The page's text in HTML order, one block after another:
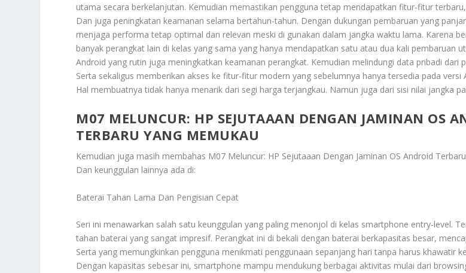
utama secara berkelanjutan. Kemudian memastikan pengguna tetap mendapatkan fitur-fitur
Dan juga peningkatan keamanan selama bertahun-tahun. Dengan dukungan pembaruan yang
menjaga performa tetap optimal dan relevan meski di gunakan dalam jangka waktu lama. Karena
banyak perangkat lain di kelas yang sama yang hanya mendapatkan satu atau dua kali pembaruan
Android yang rutin juga meningkatkan keamanan perangkat. Kemudian melindungi data pribadi dari
Serta sekaligus memberikan akses ke fitur-fitur modern yang sebelumnya hanya tersedia pada versi
Hal membuatnya tidak hanya menarik dari segi harga terjangkau. Namun juga dari sisi nilai jangka
M07 MELUNCUR: HP SEJUTAAAN DENGAN JAMINAN OS
TERBARU YANG MEMUKAU
Kemudian juga masih membahas M07 Meluncur: HP Sejutaaan Dengan Jaminan OS Android
Dan keunggulan lainnya ada di:
Baterai Tahan Lama Dan Pengisian Cepat
Seri ini menawarkan salah satu keunggulan yang paling menonjol di kelas smartphone entry-level.
tahan baterai yang sangat impresif. Perangkat ini di bekali dengan baterai berkapasitas besar,
Serta yang memungkinkan pengguna menikmati penggunaan sepanjang hari tanpa harus khawatir
Dengan kapasitas sebesar ini, smartphone mampu mendukung berbagai aktivitas mulai dari